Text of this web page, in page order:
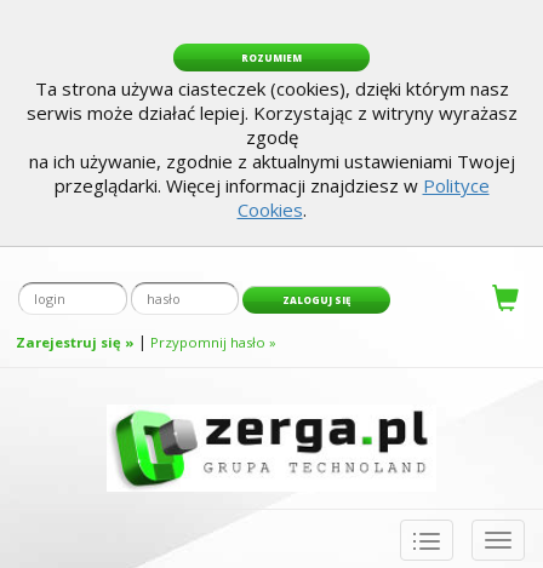
ROZUMIEM
Ta strona używa ciasteczek (cookies), dzięki którym nasz
serwis może działać lepiej. Korzystając z witryny wyrażasz
zgodę
na ich używanie, zgodnie z aktualnymi ustawieniami Twojej
przeglądarki. Więcej informacji znajdziesz w Polityce
Cookies.
Zarejestruj się » | Przypomnij hasło »
Toggle